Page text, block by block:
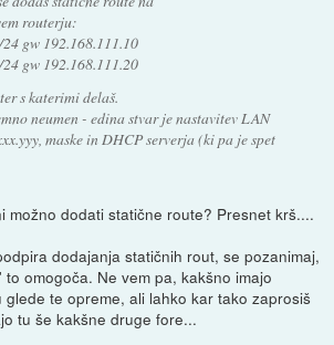
routerju:
gw 192.168.111.10
gw 192.168.111.20
s katerimi delaš.
neumen - edina stvar je nastavitev LAN
maske in DHCP serverja (ki pa je spet
možno dodati statične route? Presnet krš....
dodajanja statičnih rout, se pozanimaj,
omogoča. Ne vem pa, kakšno imajo
glede te opreme, ali lahko kar tako zaprosiš
tu še kakšne druge fore...